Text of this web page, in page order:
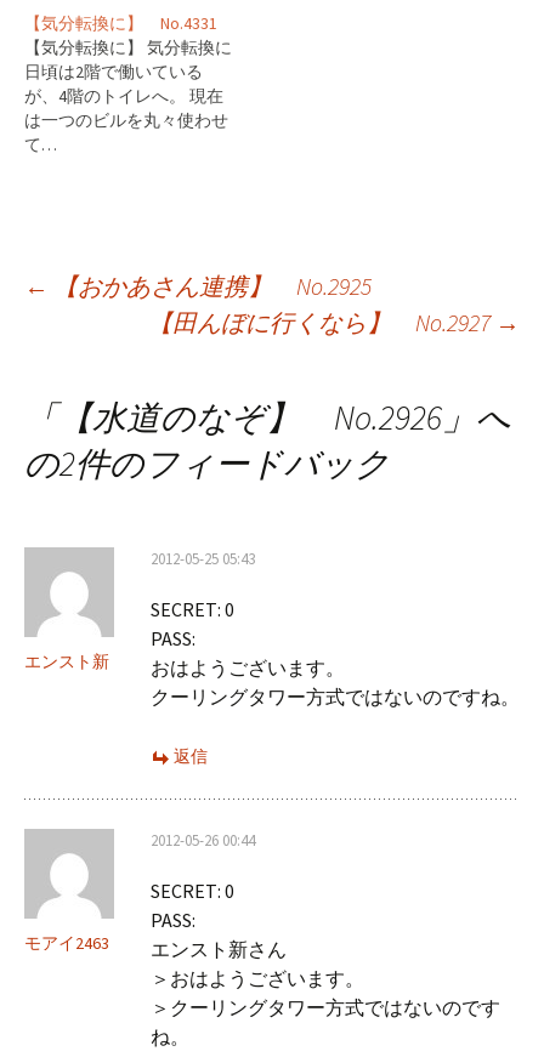
【気分転換に】 No.4331
【気分転換に】 気分転換に
日頃は2階で働いている
が、4階のトイレへ。 現在
は一つのビルを丸々使わせ
て…
投
ゲ
ン
←
【おかあさん連携】 No.2925
【田んぼに行くなら】 No.2927 →
「【水道のなぞ】 No.2926 」へ
の2件のフィードバック
エンスト新
2012-05-25 05:43
SECRET: 0
PASS:
おはようございます。
クーリングタワー方式ではないのですね。
返信
モアイ2463
2012-05-26 00:44
SECRET: 0
PASS:
エンスト新さん
＞おはようございます。
＞クーリングタワー方式ではないのです
ね。